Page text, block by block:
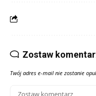
Zostaw
Twój adres e-mail nie zostanie